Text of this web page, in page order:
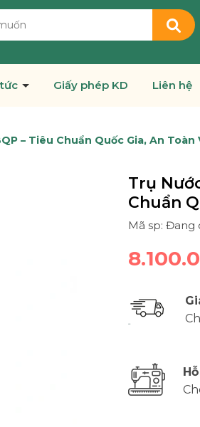
Giấy phép KD Liên hệ
– Tiêu Chuẩn Quốc Gia, An Toàn
Trụ
Chuẩn
Mã sp: Đang